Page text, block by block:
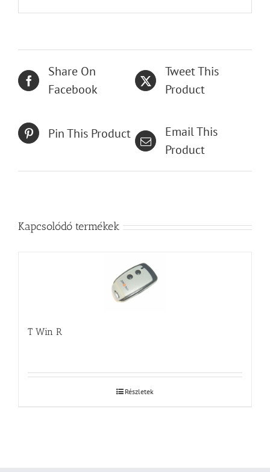
Share On
Facebook
Tweet This
Product
Pin This Product
Email This
Product
Kapcsolódó termékek
T Win R
Részletek